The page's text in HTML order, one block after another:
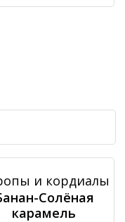
и кордиалы
Солёная
карамель